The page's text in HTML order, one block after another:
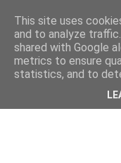
This site uses
and to analyze
shared with Google
metrics to ensure
statistics, and to